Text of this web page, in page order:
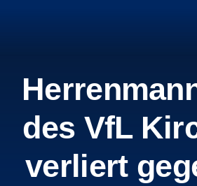
des VfL
verliert